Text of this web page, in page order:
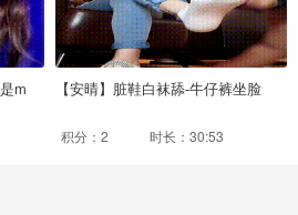
m 【安晴】脏鞋白袜舔-牛仔裤坐脸
积分：2 时长：30:53